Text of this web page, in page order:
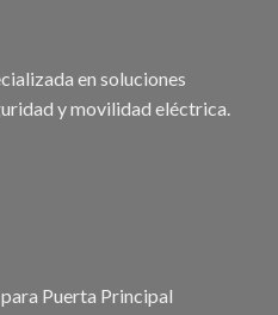
en soluciones
y movilidad eléctrica.
Puerta Principal